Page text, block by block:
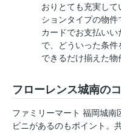
おりとても充実し
ションタイプの物
カードでお支払い
で、どういった条
できるだけ揃えた物
フローレンス城南の
ファミリーマート 福岡城南
ビニがあるのもポイント。